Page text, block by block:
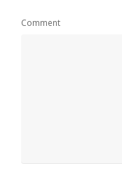
Comment